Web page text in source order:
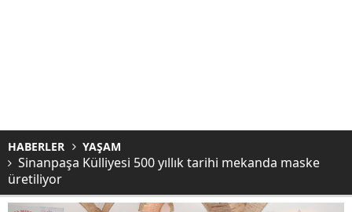
HABERLER YAŞAM
Sinanpaşa Külliyesi 500 yıllık tarihi mekanda maske
üretiliyor